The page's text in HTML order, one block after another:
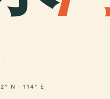
N · 114° E